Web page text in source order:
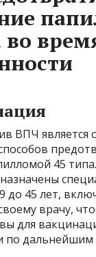
во
ВПЧ является
45
до 45 лет,
врачу,
для
по дальнейшим